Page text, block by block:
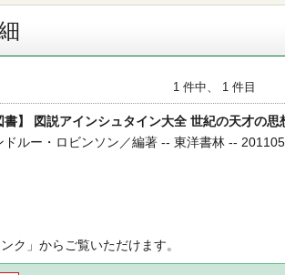
1 件中、 1 件目
書】 図説アインシュタイン大全 世紀の天才の思
ドルー・ロビンソン／編著 -- 東洋書林 --
ク」からご覧いただけます。